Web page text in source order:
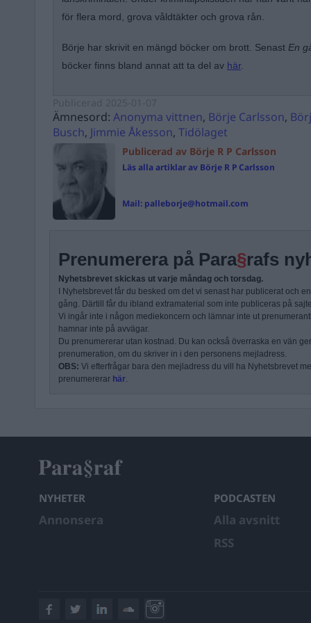
för flera mord, grova våldtäkter och grova rån.
Börje har skrivit en mängd böcker om brott. Senast En
böcker finns bland annat att ta del av här.
Ämnesord: Anonyma vittnen, Börje Carlsson,
Busch, Jimmie Åkesson, Tidölaget
Publicerad av Börje R P Carlsson
Läs alla artiklar av Börje R P Carlsson
Mail: palleborje@hotmail.com
Prenumerera på Para§rafs
Nyhetsbrevet skickas ut varje måndag och torsdag.
I Nyhetsbrevet får du besked om det vi senast har publicerat och
gång. Därtill får du ibland extramaterial som inte publiceras på
Vi ingår inte i någon mediekoncern och lämnar inte ut
hamnar inte på avvägar.
Du prenumererar utan kostnad. Du kan också överraska en vän
prenumeration, om du skriver in i den personens mejladress.
OBS: Vi efterfrågar bara den mejladress du vill ha Nyhetsbrevet
prenumererar här.
NYHETER
Annonsera
PODCASTEN
Alla avsnitt
RSS